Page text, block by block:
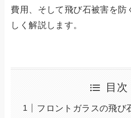
費用、そして飛び石被害を防
しく解説します。
目次
フロントガラスの飛び